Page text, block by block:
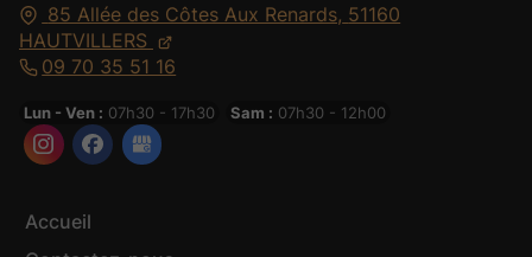
85 Allée des Côtes Aux Renards, 51160
HAUTVILLERS
09 70 35 51 16
Lun - Ven : 07h30 - 17h30 Sam : 07h30 - 12h00
Accueil